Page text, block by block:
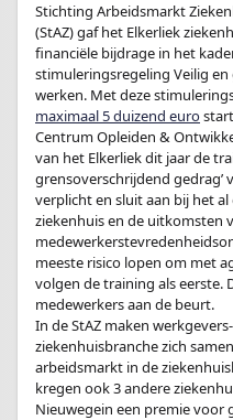
Stichting Arbeidsmarkt
(StAZ) gaf het Elkerliek
financiële bijdrage in het
stimuleringsregeling Veilig en
werken. Met deze
maximaal 5 duizend euro
Centrum Opleiden &
van het Elkerliek dit jaar de
grensoverschrijdend
verplicht en sluit aan bij het
ziekenhuis en de uitkomsten
meeste risico lopen om met
volgen de training als eerste.
medewerkers aan de beurt.
In de StAZ maken
ziekenhuisbranche zich
arbeidsmarkt in de
kregen ook 3 andere
Nieuwegein een premie voor